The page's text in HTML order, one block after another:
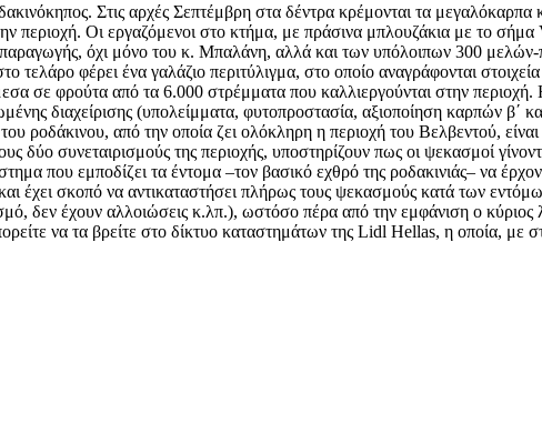
Στις αρχές Σεπτέμβρη στα δέντρα κρέμονται τα μεγαλόκαρπα
περιοχή. Οι εργαζόμενοι στο κτήμα, με πράσινα μπλουζάκια με το
παραγωγής, όχι μόνο του κ. Μπαλάνη, αλλά και των υπόλοιπων 300
φέρει ένα γαλάζιο περιτύλιγμα, στο οποίο αναγράφονται
σε φρούτα από τα 6.000 στρέμματα που καλλιεργούνται στην
διαχείρισης (υπολείμματα, φυτοπροστασία, αξιοποίηση καρπών β΄
ροδάκινου, από την οποία ζει ολόκληρη η περιοχή του Βελβεντού,
συνεταιρισμούς της περιοχής, υποστηρίζουν πως οι ψεκασμοί
που εμποδίζει τα έντομα –τον βασικό εχθρό της ροδακινιάς– να
έχει σκοπό να αντικαταστήσει πλήρως τους ψεκασμούς κατά των
δεν έχουν αλλοιώσεις κ.λπ.), ωστόσο πέρα από την εμφάνιση ο κύριος
να τα βρείτε στο δίκτυο καταστημάτων της Lidl Ηellas, η οποία, με